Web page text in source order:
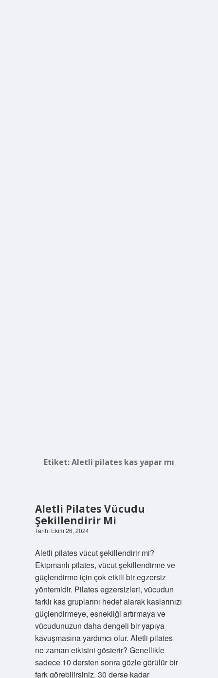
Etiket:Aletli pilates kas yapar mı
Aletli Pilates Vücudu
Şekillendirir Mi
Tarih: Ekim 26, 2024
Aletli pilates vücut şekillendirir mi?
Ekipmanlı pilates, vücut şekillendirme ve
güçlendirme için çok etkili bir egzersiz
yöntemidir. Pilates egzersizleri, vücudun
farklı kas gruplarını hedef alarak kaslarınızı
güçlendirmeye, esnekliği artırmaya ve
vücudunuzun daha dengeli bir yapıya
kavuşmasına yardımcı olur. Aletli pilates
ne zaman etkisini gösterir? Genellikle
sadece 10 dersten sonra gözle görülür bir
fark görebilirsiniz. 30 derse kadar